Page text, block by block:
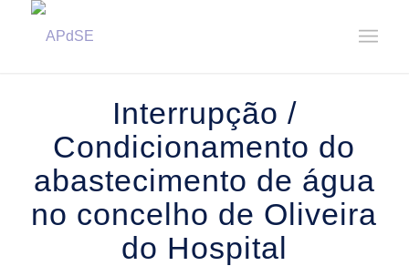
Interrupção / Condicionamento do abastecimento de água no concelho de
Interrupção /
Condicionamento do
abastecimento de água
no concelho de Oliveira
do Hospital